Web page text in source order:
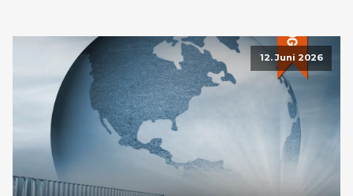
12. Juni 2026